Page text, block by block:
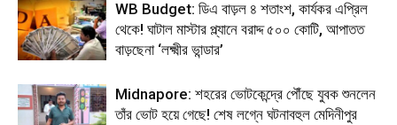
WB Budget: ডিএ বাড়ল ৪ শতাংশ, কার্যকর এপ্রিল
থেকে! ঘাটাল মাস্টার প্ল্যানে বরাদ্দ ৫০০ কোটি, আপাতত
বাড়ছেনা ‘লক্ষ্মীর ভান্ডার’
Midnapore: শহরের ভোটকেন্দ্রে পৌঁছে যুবক শুনলেন
তাঁর ভোট হয়ে গেছে! শেষ লগ্নে ঘটনাবহুল মেদিনীপুর